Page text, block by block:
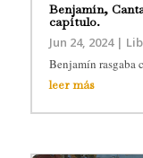
Benjamín,
capítulo.
Jun 24, 2024|
Benjamín rasgaba
leer más